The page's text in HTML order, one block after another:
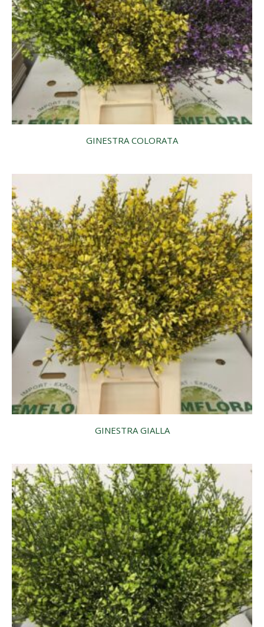
GINESTRA COLORATA
GINESTRA GIALLA